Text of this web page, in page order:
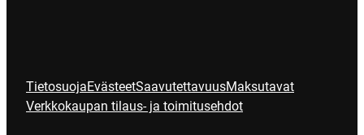
TietosuojaEvästeetSaavutettavuusMaksutavat
Verkkokaupan tilaus- ja toimitusehdot